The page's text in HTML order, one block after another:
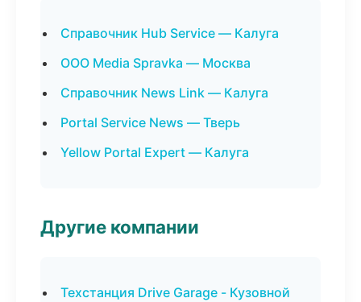
Справочник Hub Service — Калуга
ООО Media Spravka — Москва
Справочник News Link — Калуга
Portal Service News — Тверь
Yellow Portal Expert — Калуга
Другие компании
Техстанция Drive Garage - Кузовной